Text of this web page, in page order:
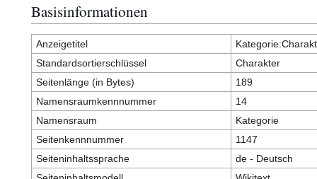
Basisinformationen
Anzeigetitel
Standardsortierschlüssel
Charakter
Seitenlänge (in Bytes)
189
Namensraumkennnummer
14
Namensraum
Kategorie
Seitenkennnummer
1147
Seiteninhaltssprache
de - Deutsch